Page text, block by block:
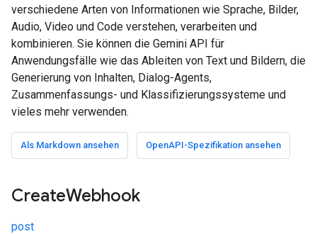
verschiedene Arten von Informationen wie Sprache, Bilder,
Audio, Video und Code verstehen, verarbeiten und
kombinieren. Sie können die Gemini API für
Anwendungsfälle wie das Ableiten von Text und Bildern, die
Generierung von Inhalten, Dialog-Agents,
Zusammenfassungs- und Klassifizierungssysteme und
vieles mehr verwenden.
Als Markdown ansehen OpenAPI-Spezifikation ansehen
CreateWebhook
post